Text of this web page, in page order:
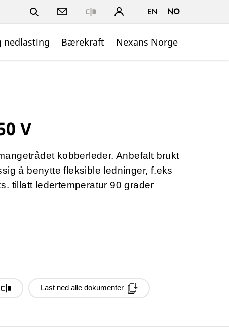
EN NO
nedlasting Bærekraft Nexans Norge
V
kobberleder. Anbefalt brukt
å benytte fleksible ledninger, f.eks
tillatt ledertemperatur 90 grader
Last ned alle dokumenter